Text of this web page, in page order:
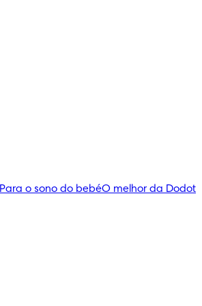
Para o sono do bebéO melhor da Dodot